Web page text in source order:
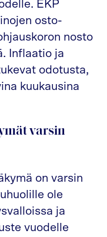
EKP
osto-
nosto
Inflaatio ja
odotusta,
kuukausina
varsin
on varsin
ole
ja
vuodelle